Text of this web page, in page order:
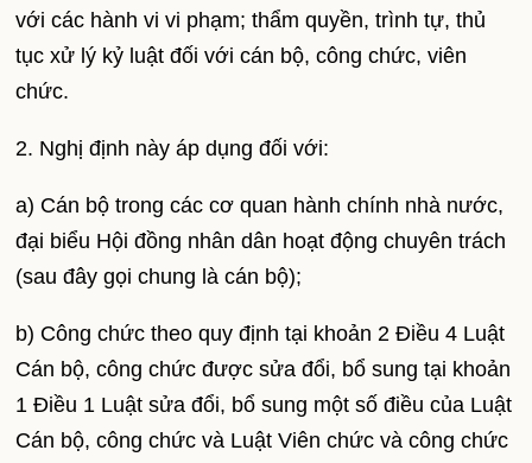
với các hành vi vi phạm; thẩm quyền, trình tự, thủ
tục xử lý kỷ luật đối với cán bộ, công chức, viên
chức.
2. Nghị định này áp dụng đối với:
a) Cán bộ trong các cơ quan hành chính nhà nước,
đại biểu Hội đồng nhân dân hoạt động chuyên trách
(sau đây gọi chung là cán bộ);
b) Công chức theo quy định tại khoản 2 Điều 4 Luật
Cán bộ, công chức được sửa đổi, bổ sung tại khoản
1 Điều 1 Luật sửa đổi, bổ sung một số điều của Luật
Cán bộ, công chức và Luật Viên chức và công chức